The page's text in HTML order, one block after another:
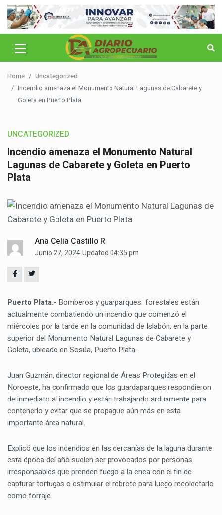
Home
Uncategorized
Incendio amenaza el Monumento Natural Lagunas de Cabarete y
Goleta en Puerto Plata
UNCATEGORIZED
Incendio amenaza el Monumento Natural
Lagunas de Cabarete y Goleta en Puerto
Plata
Ana Celia Castillo R
Junio 27, 2024Updated 04:35 pm
Puerto Plata.- Bomberos y guarparques forestales están
actualmente combatiendo un incendio que comenzó el
miércoles por la tarde en la comunidad de Islabón, en la parte
superior del Monumento Natural Lagunas de Cabarete y
Goleta, ubicado en Sosúa, Puerto Plata.
Juan Guzmán, director regional de Áreas Protegidas en el
Noroeste, ha confirmado que los guardaparques respondieron
de inmediato al incendio y están trabajando arduamente para
contenerlo y evitar que se propague aún más en esta
importante área natural.
Explicó que los incendios en las cercanías de la laguna durante
esta época del año suelen ser provocados por personas
irresponsables que prenden fuego a la enea con el fin de
capturar tortugas o estimular el rebrote para luego recolectarlo
como forraje.